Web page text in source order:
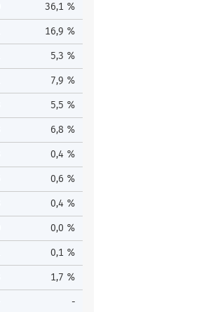
36,1 %
16,9 %
5,3 %
7,9 %
5,5 %
6,8 %
0,4 %
0,6 %
0,4 %
0,0 %
0,1 %
1,7 %
-